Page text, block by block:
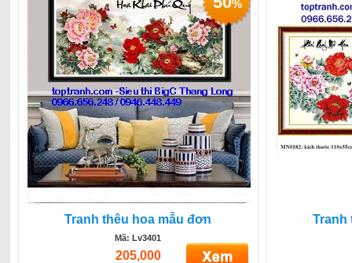
Tranh thêu hoa mẫu đơn
Mã: Lv3401
205,000
%
Tranh